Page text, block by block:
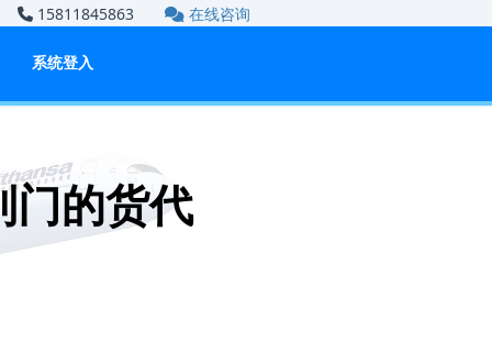
15811845863 在线咨询
系统登入
门的货代